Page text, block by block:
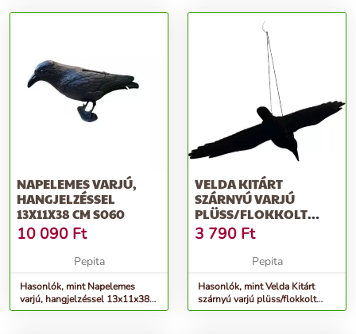
NAPELEMES VARJÚ,
HANGJELZÉSSEL
13X11X38 CM S060
10 090 Ft
Pepita
Hasonlók, mint Napelemes
varjú, hangjelzéssel 13x11x38
cm S060
VELDA KITÁRT
SZÁRNYÚ VARJÚ
PLÜSS/FLOKKOLT
80*11*46 CM S002
3 790 Ft
Pepita
Hasonlók, mint Velda Kitárt
szárnyú varjú plüss/flokkolt
80*11*46 cm S002